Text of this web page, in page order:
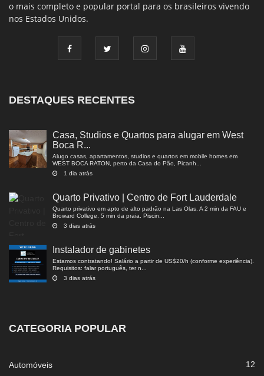
o mais completo e popular portal para os brasileiros vivendo
nos Estados Unidos.
DESTAQUES RECENTES
Casa, Studios e Quartos para alugar em West
Boca R...
Alugo casas, apartamentos, studios e quartos em mobile homes em
WEST BOCA RATON, perto da Casa do Pão, Picanh...
1 dia atrás
Quarto Privativo | Centro de Fort Lauderdale
Quarto privativo em apto de alto padrão na Las Olas. A 2 min da FAU e
Broward College, 5 min da praia. Piscin...
3 dias atrás
Instalador de gabinetes
Estamos contratando! Salário a partir de US$20/h (conforme experiência).
Requisitos: falar português, ter n...
3 dias atrás
CATEGORIA POPULAR
Automóveis 12